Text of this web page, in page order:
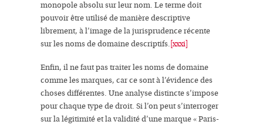
monopole absolu sur leur nom. Le terme doit
pouvoir être utilisé de manière descriptive
librement, à l’image de la jurisprudence récente
sur les noms de domaine descriptifs.[xxxi]
Enfin, il ne faut pas traiter les noms de domaine
comme les marques, car ce sont à l’évidence des
choses différentes. Une analyse distincte s’impose
pour chaque type de droit. Si l’on peut s’interroger
sur la légitimité et la validité d’une marque « Paris-